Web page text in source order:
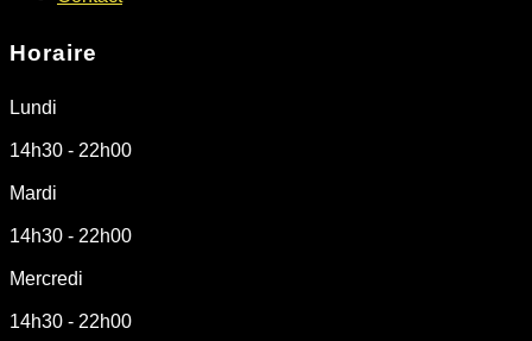
Horaire
Lundi
14h30 - 22h00
Mardi
14h30 - 22h00
Mercredi
14h30 - 22h00